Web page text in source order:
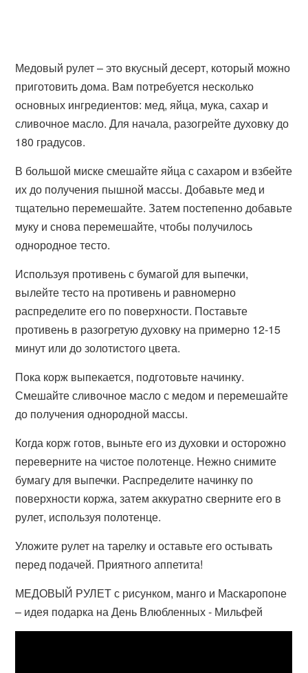
Медовый рулет – это вкусный десерт, который можно
приготовить дома. Вам потребуется несколько
основных ингредиентов: мед, яйца, мука, сахар и
сливочное масло. Для начала, разогрейте духовку до
180 градусов.
В большой миске смешайте яйца с сахаром и взбейте
их до получения пышной массы. Добавьте мед и
тщательно перемешайте. Затем постепенно добавьте
муку и снова перемешайте, чтобы получилось
однородное тесто.
Используя противень с бумагой для выпечки,
вылейте тесто на противень и равномерно
распределите его по поверхности. Поставьте
противень в разогретую духовку на примерно 12-15
минут или до золотистого цвета.
Пока корж выпекается, подготовьте начинку.
Смешайте сливочное масло с медом и перемешайте
до получения однородной массы.
Когда корж готов, выньте его из духовки и осторожно
переверните на чистое полотенце. Нежно снимите
бумагу для выпечки. Распределите начинку по
поверхности коржа, затем аккуратно сверните его в
рулет, используя полотенце.
Уложите рулет на тарелку и оставьте его остывать
перед подачей. Приятного аппетита!
МЕДОВЫЙ РУЛЕТ с рисунком, манго и Маскаропоне
– идея подарка на День Влюбленных - Мильфей